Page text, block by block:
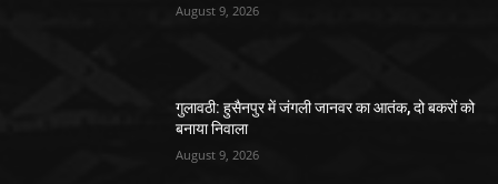
August 9, 2026
गुलावठी: हुसैनपुर में जंगली जानवर का आतंक, दो बकरों को
बनाया निवाला
August 9, 2026